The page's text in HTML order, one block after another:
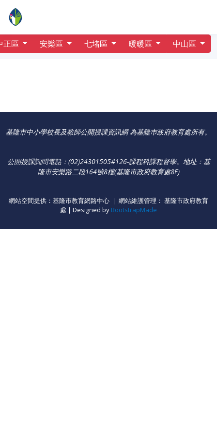
行事曆南榮國小
正區 安樂區 七堵區 暖暖區 中山區
基隆市中小學校長及教師公開授課資訊網 為基隆巿政府教育處所有。
公開授課詢問電話：(02)24301505#126-課程科課程督學。 地址：基
隆市安樂路二段164號8樓(基隆市政府教育處8F)
網站空間提供：基隆市教育網路中心 ｜ 網站維護管理： 基隆市政府教育
處 | Designed by BootstrapMade